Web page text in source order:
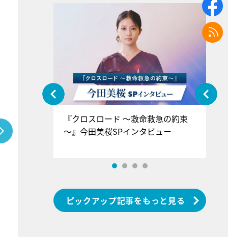
』＝LOV
インタ
『クロスロード ～救命救急の約束
～』今田美桜SPインタビュー
ピックアップ記事をもっと見る